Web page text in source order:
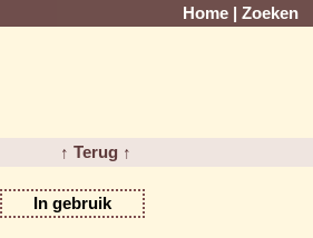
Home Zoeken
↑ Terug ↑
In gebruik